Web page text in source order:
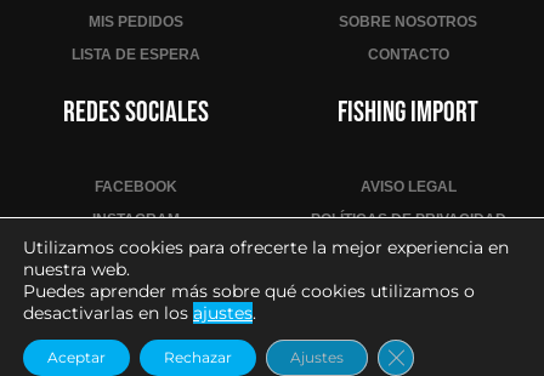
d
e
e
s
e
MIS PEDIDOS
LISTA DE ESPERA
SOBRE NOSOTROS
CONTACTO
Redes sociales
FACEBOOK
INSTAGRAM
YOUTUBE
Fishing Import
AVISO LEGAL
POLÍTICAS DE PRIVACIDAD
POLÍTICA DE COOKIES
CONDICIONES DE VENTA
2026– Todos los derechos reservados
Utilizamos cookies para ofrecerte la mejor experiencia en
nuestra web.
Puedes aprender más sobre qué cookies utilizamos o
desactivarlas en los ajustes.
Aceptar Rechazar Ajustes Cerrar el banner